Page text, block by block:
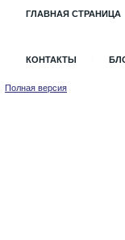
ГЛАВНАЯ СТРАНИЦА
КОНТАКТЫ
Полная версия